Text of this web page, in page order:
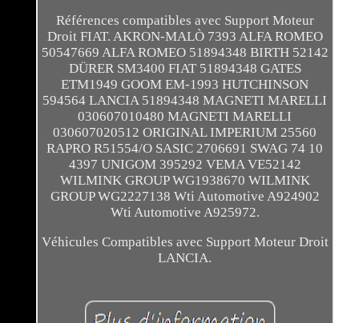
Références compatibles avec Support Moteur
Droit FIAT. AKRON-MALÒ 7393 ALFA ROMEO
50547669 ALFA ROMEO 51894348 BIRTH 52142
DÜRER SM3400 FIAT 51894348 GATES
ETM1949 GOOM EM-1993 HUTCHINSON
594564 LANCIA 51894348 MAGNETI MARELLI
030607010480 MAGNETI MARELLI
030607020512 ORIGINAL IMPERIUM 25560
RAPRO R51554/O SASIC 2706691 SWAG 74 10
4397 UNIGOM 395292 VEMA VE52142
WILMINK GROUP WG1938670 WILMINK
GROUP WG2227138 Wti Automotive A924902
Wti Automotive A925972.
Véhicules Compatibles avec Support Moteur Droit
LANCIA.